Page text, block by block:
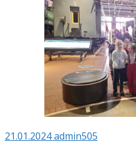
21.01.2024admin505